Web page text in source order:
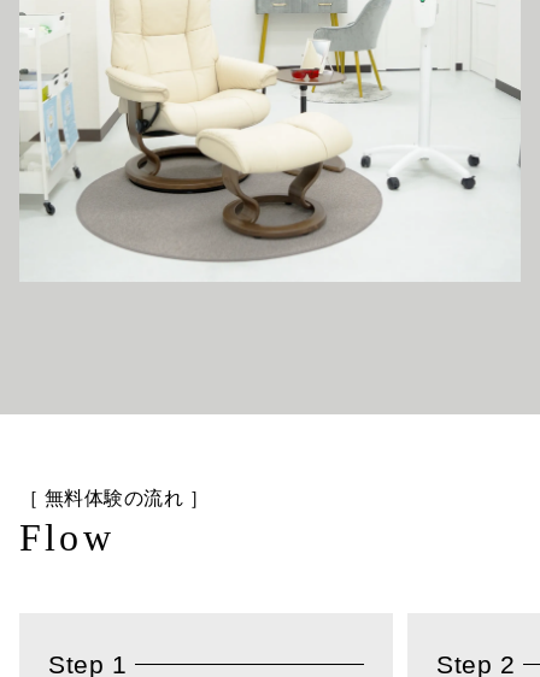
［ 無料体験の流れ ］
Flow
Step 1 Step 2